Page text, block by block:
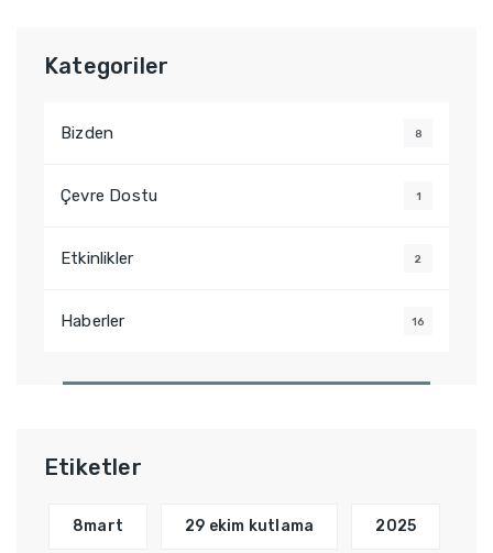
:
Kategoriler
Bizden 8
Çevre Dostu 1
Etkinlikler 2
Haberler 16
Etiketler
8mart 29 ekim kutlama 2025